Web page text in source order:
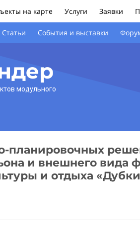
на карте Услуги Заявки
Статьи События и выставки
модульного
планировочных
и внешнего вида
и отдыха